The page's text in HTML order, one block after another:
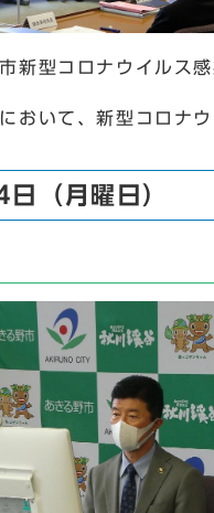
新型コロナウイルス
おいて、新型コロナ
（月曜日）